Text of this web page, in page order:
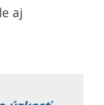
aj